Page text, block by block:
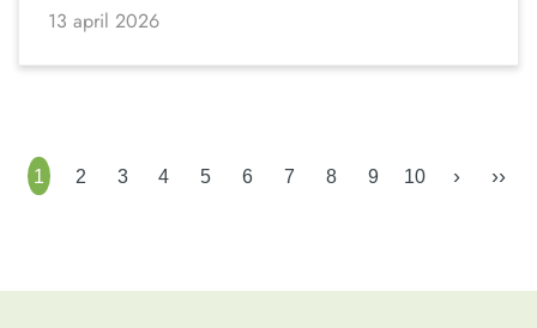
13 april 2026
1 2 3 4 5 6 7 8 9 10 › ››